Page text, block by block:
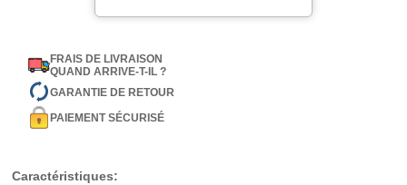
FRAIS DE LIVRAISON
QUAND ARRIVE-T-IL ?
GARANTIE DE RETOUR
PAIEMENT SÉCURISÉ
Caractéristiques: